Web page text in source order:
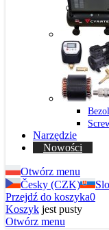
Narzędzie
Nowości
Otwórz menu
Česky (CZK)
Przejdź do koszyka0
Koszyk jest pusty
Otwórz menu